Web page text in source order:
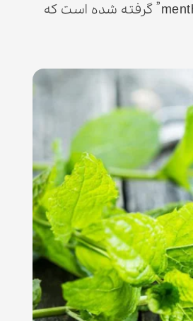
مهمان نوازی استفاده می‌شد. در واقع، کلمه “نعناع” از کلمه لاتین “mentha” گرفته شده است که